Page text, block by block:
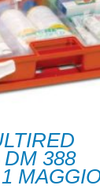
DM 388